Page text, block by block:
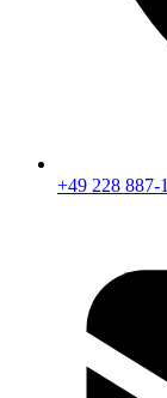
+49 228 887-